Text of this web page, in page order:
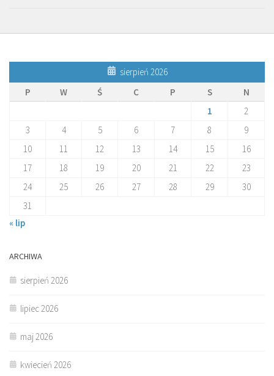
sierpień 2026
P
W Ś C P S
N
1
2
3
4 5 6 7 8
9
10
11 12 13 14 15
16
17
18 19 20 21 22
23
24
25 26 27 28 29
30
31
« lip
ARCHIWA
sierpień 2026
lipiec 2026
maj 2026
kwiecień 2026